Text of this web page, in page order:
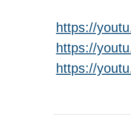
https://
https://
https://